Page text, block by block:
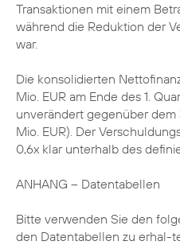
Transaktionen mit einem
während die Reduktion der
war.
Die konsolidierten
Mio. EUR am Ende des 1.
unverändert gegenüber dem
Mio. EUR). Der
0,6x klar unterhalb des
ANHANG – Datentabellen
Bitte verwenden Sie den
den Datentabellen zu erhal-